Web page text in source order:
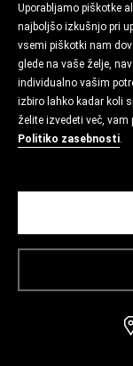
Uporabljamo piškotke
najboljšo izkušnjo pri
vsemi piškotki nam
glede na vaše želje,
individualno vašim
izbiro lahko kadar koli
želite izvedeti več, vam
Politiko zasebnosti.